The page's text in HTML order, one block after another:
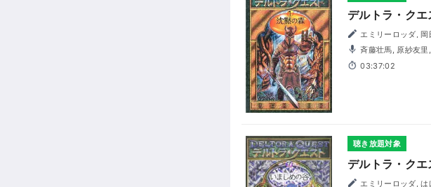
デルトラ・ク
エミリーロッダ, 岡
高槻陽一, 青木崇
03:37:02
聴き放題対象
エミリーロッダ,